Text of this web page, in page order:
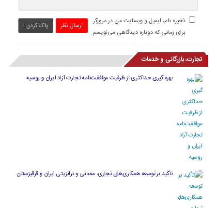
ارسال نظر پاک کردن !
ذخیره نام، ایمیل و وبسایت من در مرورگر
برای زمانی که دوباره دیدگاهی می‌نویسم.
تجارت، بازرگانی و خدمات
بهره گیری حداکثری از ظرفیت موافقت‌نامه تجارت آزاد ایران و روسیه
تأکید بر توسعه همکاری‌های تجاری، معدنی و ترانزیتی ایران و قرقیزستان